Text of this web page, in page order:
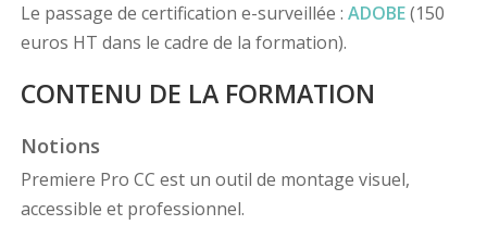
Le passage de certification e-surveillée : ADOBE(150
euros HT dans le cadre de la formation).
CONTENU DE LA FORMATION
Notions
Premiere Pro CC est un outil de montage visuel,
accessible et professionnel.